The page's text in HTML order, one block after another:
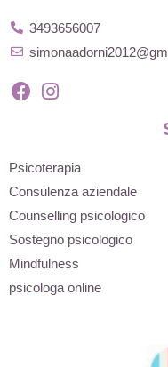
3493656007
Psicoterapia
Consulenza aziendale
Counselling psicologico
Sostegno psicologico
Mindfulness
psicologa online